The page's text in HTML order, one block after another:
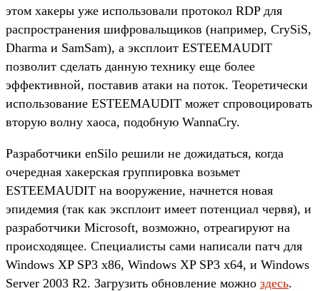
этом хакеры уже использовали протокол RDP для
распространения шифровальщиков (например, CrySiS,
Dharma и SamSam), а эксплоит ESTEEMAUDIT
позволит сделать данную технику еще более
эффективной, поставив атаки на поток. Теоретически
использование ESTEEMAUDIT может спровоцировать
вторую волну хаоса, подобную WannaCry.
Разработчики enSilo решили не дожидаться, когда
очередная хакерская группировка возьмет
ESTEEMAUDIT на вооружение, начнется новая
эпидемия (так как эксплоит имеет потенциал червя), и
разработчики Microsoft, возможно, отреагируют на
происходящее. Специалисты сами написали патч для
Windows XP SP3 x86, Windows XP SP3 x64, и Windows
Server 2003 R2. Загрузить обновление можно здесь.